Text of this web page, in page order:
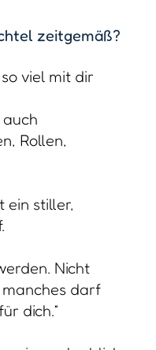
ist es
Ordnung und
für das
ist ganz